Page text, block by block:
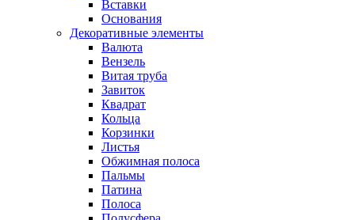
Вставки
Основания
Декоративные элементы
Валюта
Вензель
Витая труба
Завиток
Квадрат
Кольца
Корзинки
Листья
Обжимная полоса
Пальмы
Патина
Полоса